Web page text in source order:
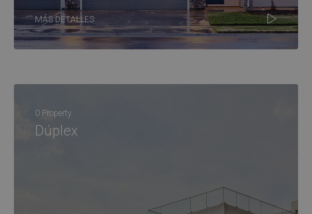
MÁS DETALLES
0 Property
Dúplex